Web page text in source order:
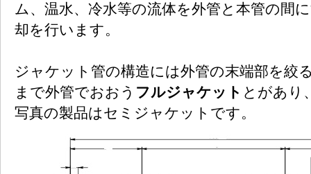
ム、温水、冷水等の流体を外管と本管の間
却を行います。
ジャケット管の構造には外管の末端部を絞
まで外管でおおう フルジャケット とがあり
写真の製品はセミジャケットです。